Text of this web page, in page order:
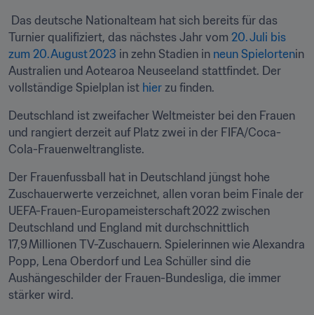
Das deutsche Nationalteam hat sich bereits für das
Turnier qualifiziert, das nächstes Jahr vom 20. Juli bis
zum 20. August 2023 in zehn Stadien in neun Spielortenin
Australien und Aotearoa Neuseeland stattfindet. Der
vollständige Spielplan ist hier zu finden.
Deutschland ist zweifacher Weltmeister bei den Frauen
und rangiert derzeit auf Platz zwei in der FIFA/Coca-
Cola-Frauenweltrangliste.
Der Frauenfussball hat in Deutschland jüngst hohe
Zuschauerwerte verzeichnet, allen voran beim Finale der
UEFA-Frauen-Europameisterschaft 2022 zwischen
Deutschland und England mit durchschnittlich
17,9 Millionen TV-Zuschauern. Spielerinnen wie Alexandra
Popp, Lena Oberdorf und Lea Schüller sind die
Aushängeschilder der Frauen-Bundesliga, die immer
stärker wird.